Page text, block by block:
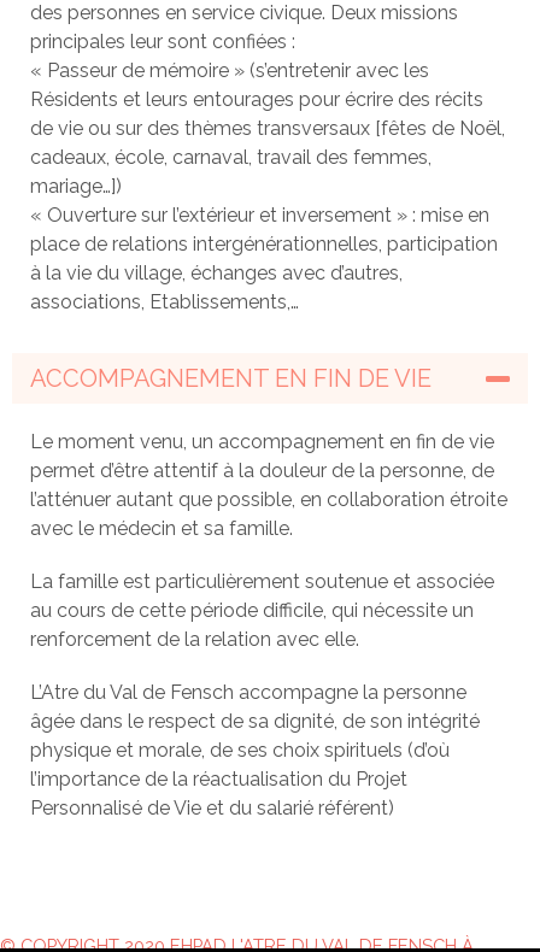
des personnes en service civique. Deux missions
principales leur sont confiées :
« Passeur de mémoire » (s’entretenir avec les
Résidents et leurs entourages pour écrire des récits
de vie ou sur des thèmes transversaux [fêtes de Noël,
cadeaux, école, carnaval, travail des femmes,
mariage…])
« Ouverture sur l’extérieur et inversement » : mise en
place de relations intergénérationnelles, participation
à la vie du village, échanges avec d’autres,
associations, Etablissements,…
ACCOMPAGNEMENT EN FIN DE VIE
Le moment venu, un accompagnement en fin de vie
permet d’être attentif à la douleur de la personne, de
l’atténuer autant que possible, en collaboration étroite
avec le médecin et sa famille.
La famille est particulièrement soutenue et associée
au cours de cette période difficile, qui nécessite un
renforcement de la relation avec elle.
L’Atre du Val de Fensch accompagne la personne
âgée dans le respect de sa dignité, de son intégrité
physique et morale, de ses choix spirituels (d’où
l’importance de la réactualisation du Projet
Personnalisé de Vie et du salarié référent)
© COPYRIGHT2020 EHPAD L'ATRE DU VAL DE FENSCH À